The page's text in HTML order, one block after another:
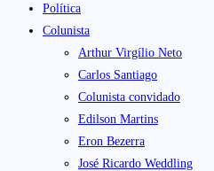
Política
Colunista
Arthur Virgílio Neto
Carlos Santiago
Colunista convidado
Edilson Martins
Eron Bezerra
José Ricardo Weddling